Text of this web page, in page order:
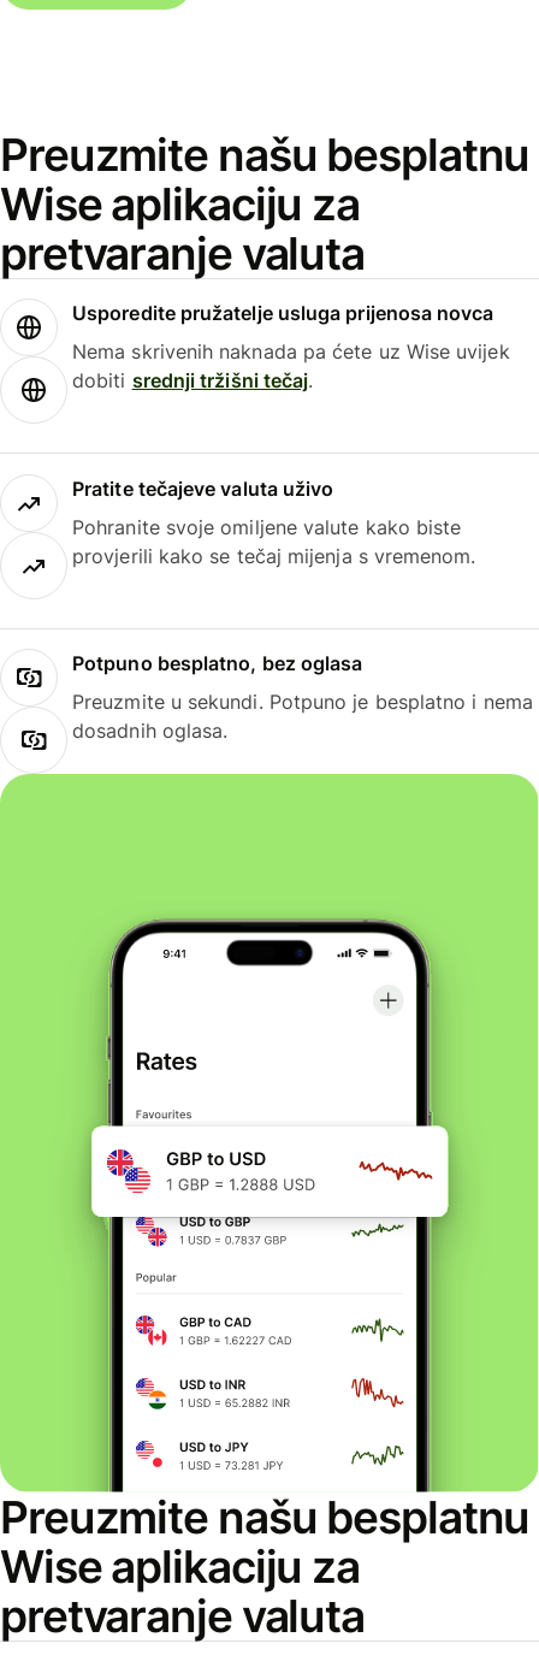
Preuzmite našu besplatnu
Wise aplikaciju za
pretvaranje valuta
Usporedite pružatelje usluga prijenosa novca
Nema skrivenih naknada pa ćete uz Wise uvijek
dobiti srednji tržišni tečaj.
Pratite tečajeve valuta uživo
Pohranite svoje omiljene valute kako biste
provjerili kako se tečaj mijenja s vremenom.
Potpuno besplatno, bez oglasa
Preuzmite u sekundi. Potpuno je besplatno i nema
dosadnih oglasa.
Preuzmite našu besplatnu
Wise aplikaciju za
pretvaranje valuta